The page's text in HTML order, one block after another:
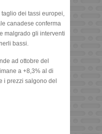
dei tassi europei,
canadese conferma
malgrado gli interventi
bassi.
ad ottobre del
a +8,3% al di
i prezzi salgono del